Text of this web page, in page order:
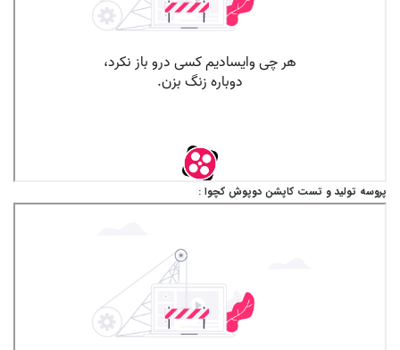
پروسه تولید و تست کاپشن دوپوش کچوا :